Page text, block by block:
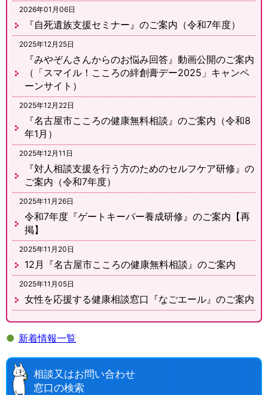
2026年01月06日
『自死遺族支援セミナー』のご案内（令和7年度）
2025年12月25日
『みやぞんさんからのお悩み回答』動画公開のご案内
（「スマイル！こころの絆創膏デー2025」キャンペ
ーンサイト）
2025年12月22日
『名古屋市こころの健康無料相談』のご案内（令和8
年1月）
2025年12月11日
『対人相談支援を行う方のためのセルフケア研修』の
ご案内（令和7年度）
2025年11月26日
令和7年度『ゲートキーパー養成研修』のご案内【再
掲】
2025年11月20日
12月『名古屋市こころの健康無料相談』のご案内
2025年11月05日
女性を応援する健康相談窓口『なごエール』のご案内
● 新着情報一覧
相談又はお問い合わせ
窓口の検索